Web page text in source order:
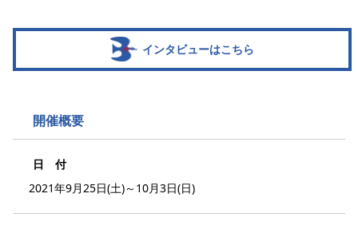
インタビューはこちら
開催概要
日 付
2021年9月25日(土)～10月3日(日)